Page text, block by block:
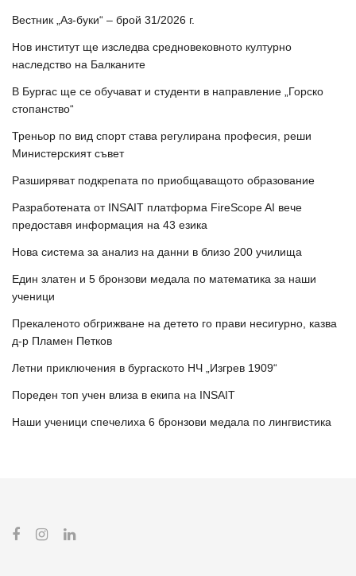
Вестник „Аз-буки“ – брой 31/2026 г.
Нов институт ще изследва средновековното културно
наследство на Балканите
В Бургас ще се обучават и студенти в направление „Горско
стопанство“
Треньор по вид спорт става регулирана професия, реши
Министерският съвет
Разширяват подкрепата по приобщаващото образование
Разработената от INSAIT платформа FireScope AI вече
предоставя информация на 43 езика
Нова система за анализ на данни в близо 200 училища
Един златен и 5 бронзови медала по математика за наши
ученици
Прекаленото обгрижване на детето го прави несигурно, казва
д-р Пламен Петков
Летни приключения в бургаското НЧ „Изгрев 1909“
Пореден топ учен влиза в екипа на INSAIT
Наши ученици спечелиха 6 бронзови медала по лингвистика